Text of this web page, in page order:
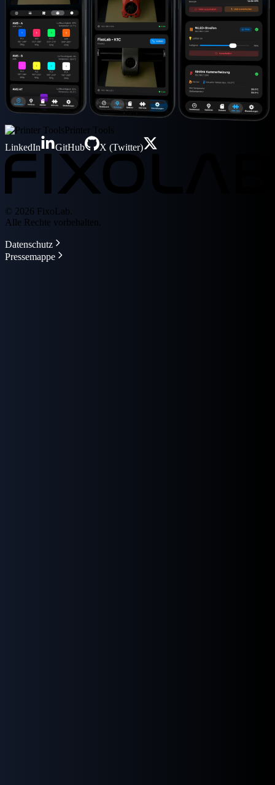
Printer Tools
LinkedIn
GitHub X (Twitter)
© 2026 FixoLab.
Alle Rechte vorbehalten.
Datenschutz
Pressemappe